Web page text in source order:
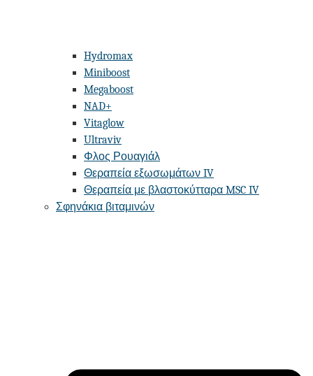
Hydromax
Miniboost
Megaboost
NAD+
Vitaglow
Ultraviv
Φλος Ρουαγιάλ
Θεραπεία εξωσωμάτων IV
Θεραπεία με βλαστοκύτταρα MSC IV
Σφηνάκια βιταμινών